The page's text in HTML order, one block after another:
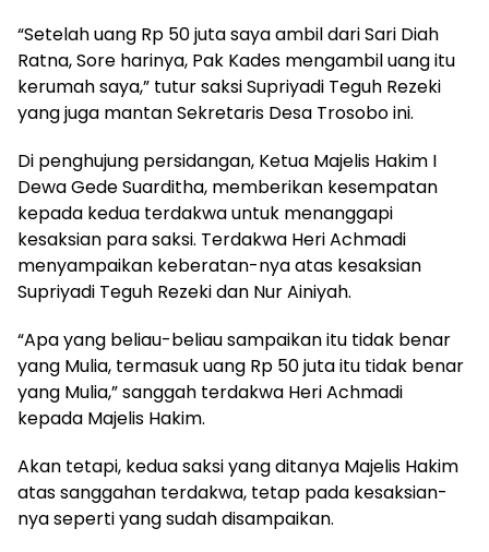
“Setelah uang Rp 50 juta saya ambil dari Sari Diah
Ratna, Sore harinya, Pak Kades mengambil uang itu
kerumah saya,” tutur saksi Supriyadi Teguh Rezeki
yang juga mantan Sekretaris Desa Trosobo ini.
Di penghujung persidangan, Ketua Majelis Hakim I
Dewa Gede Suarditha, memberikan kesempatan
kepada kedua terdakwa untuk menanggapi
kesaksian para saksi. Terdakwa Heri Achmadi
menyampaikan keberatan-nya atas kesaksian
Supriyadi Teguh Rezeki dan Nur Ainiyah.
“Apa yang beliau-beliau sampaikan itu tidak benar
yang Mulia, termasuk uang Rp 50 juta itu tidak benar
yang Mulia,” sanggah terdakwa Heri Achmadi
kepada Majelis Hakim.
Akan tetapi, kedua saksi yang ditanya Majelis Hakim
atas sanggahan terdakwa, tetap pada kesaksian-
nya seperti yang sudah disampaikan.